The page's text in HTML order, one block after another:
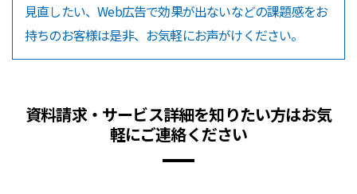
見直したい、Web広告で効果が出ないなどの課題感をお
持ちのお客様は是非、お気軽にお声がけください。
資料請求・サービス詳細を知りたい方はお気
軽にご連絡ください